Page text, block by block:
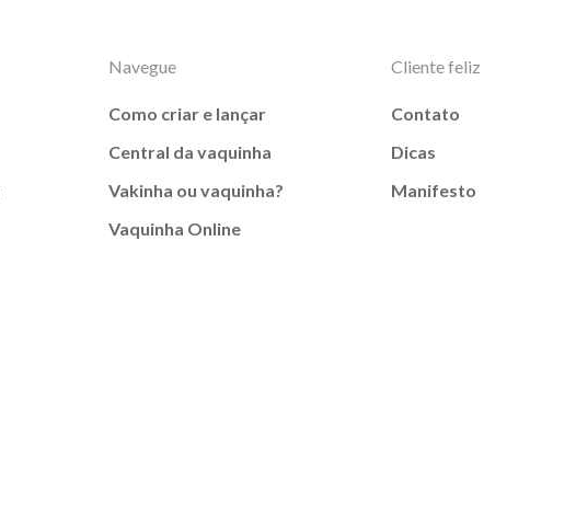
Navegue
Como criar e lançar
Central da vaquinha
Vakinha ou vaquinha?
Vaquinha Online
Cliente feliz
Contato
Dicas
Manifesto